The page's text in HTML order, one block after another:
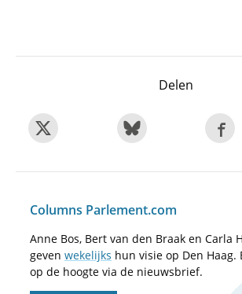
Delen
Columns Parlement.com
Anne Bos, Bert van den Braak en Carla
geven wekelijks hun visie op Den Haag.
op de hoogte via de nieuwsbrief.